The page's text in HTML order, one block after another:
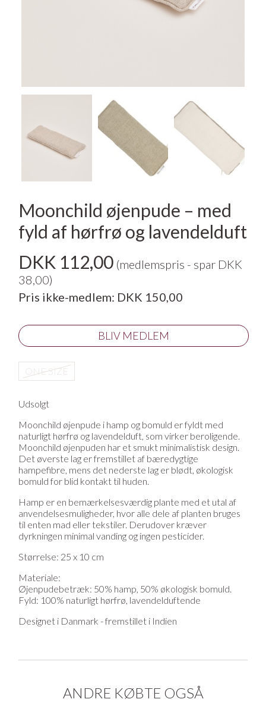
Moonchild øjenpude – med
fyld af hørfrø og lavendelduft
DKK 112,00 (medlemspris - spar DKK
38,00)
Pris ikke-medlem: DKK 150,00
BLIV MEDLEM
ONE SIZE
Udsolgt
Moonchild øjenpude i hamp og bomuld er fyldt med
naturligt hørfrø og lavendelduft, som virker beroligende.
Moonchild øjenpuden har et smukt minimalistisk design.
Det øverste lag er fremstillet af bæredygtige
hampefibre, mens det nederste lag er blødt, økologisk
bomuld for blid kontakt til huden.
Hamp er en bemærkelsesværdig plante med et utal af
anvendelsesmuligheder, hvor alle dele af planten bruges
til enten mad eller tekstiler. Derudover kræver
dyrkningen minimal vanding og ingen pesticider.
Størrelse: 25 x 10 cm
Materiale:
Øjenpudebetræk: 50% hamp, 50% økologisk bomuld.
Fyld: 100% naturligt hørfrø, lavendelduftende
Designet i Danmark - fremstillet i Indien
ANDRE KØBTE OGSÅ